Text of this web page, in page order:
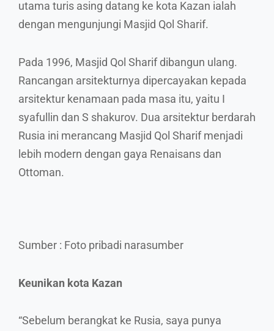
utama turis asing datang ke kota Kazan ialah
dengan mengunjungi Masjid Qol Sharif.
Pada 1996, Masjid Qol Sharif dibangun ulang.
Rancangan arsitekturnya dipercayakan kepada
arsitektur kenamaan pada masa itu, yaitu I
syafullin dan S shakurov. Dua arsitektur berdarah
Rusia ini merancang Masjid Qol Sharif menjadi
lebih modern dengan gaya Renaisans dan
Ottoman.
Sumber : Foto pribadi narasumber
Keunikan kota Kazan
“Sebelum berangkat ke Rusia, saya punya